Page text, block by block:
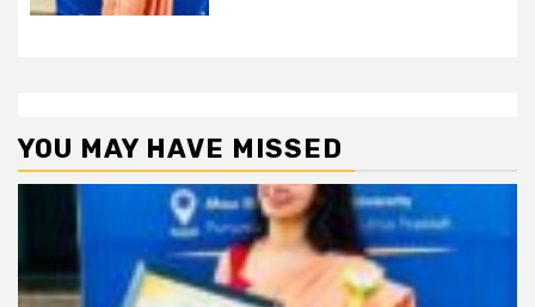
YOU MAY HAVE MISSED